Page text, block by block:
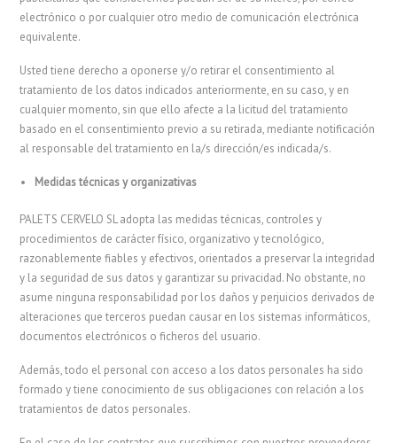
electrónico o por cualquier otro medio de comunicación electrónica
equivalente.
Usted tiene derecho a oponerse y/o retirar el consentimiento al
tratamiento de los datos indicados anteriormente, en su caso, y en
cualquier momento, sin que ello afecte a la licitud del tratamiento
basado en el consentimiento previo a su retirada, mediante notificación
al responsable del tratamiento en la/s dirección/es indicada/s.
Medidas técnicas y organizativas
PALETS CERVELO SL adopta las medidas técnicas, controles y
procedimientos de carácter físico, organizativo y tecnológico,
razonablemente fiables y efectivos, orientados a preservar la integridad
y la seguridad de sus datos y garantizar su privacidad. No obstante, no
asume ninguna responsabilidad por los daños y perjuicios derivados de
alteraciones que terceros puedan causar en los sistemas informáticos,
documentos electrónicos o ficheros del usuario.
Además, todo el personal con acceso a los datos personales ha sido
formado y tiene conocimiento de sus obligaciones con relación a los
tratamientos de datos personales.